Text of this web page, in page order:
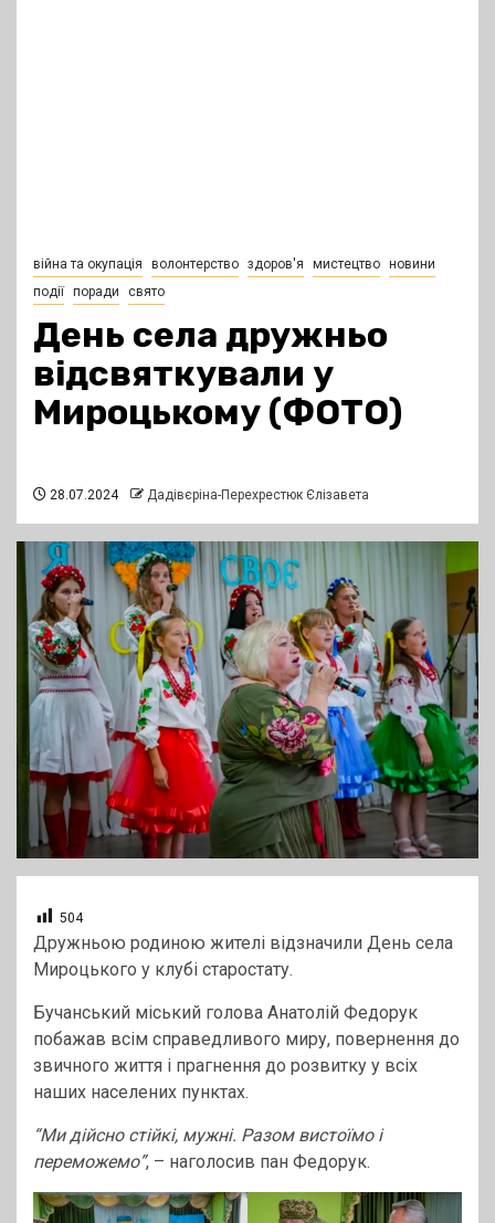
війна та окупація волонтерство здоров'я мистецтво новини
події поради свято
День села дружньо
відсвяткували у
Мироцькому (ФОТО)
28.07.2024 Дадівєріна-Перехрестюк Єлізавета
504
Дружньою родиною жителі відзначили День села
Мироцького у клубі старостату.
Бучанський міський голова Анатолій Федорук
побажав всім справедливого миру, повернення до
звичного життя і прагнення до розвитку у всіх
наших населених пунктах.
“Ми дійсно стійкі, мужні. Разом вистоїмо і
переможемо”, – наголосив пан Федорук.